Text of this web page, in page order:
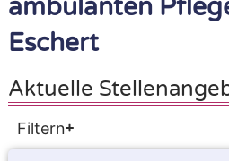
ambulanten
Eschert
Aktuelle
Filtern